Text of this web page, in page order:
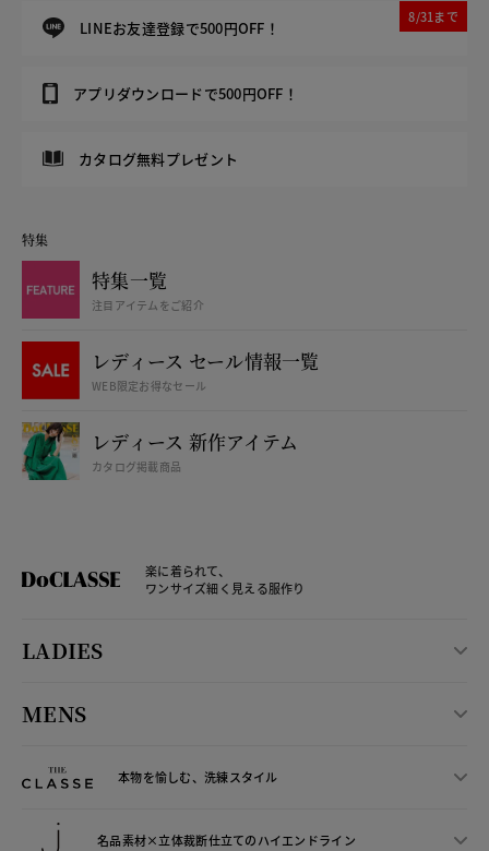
LINEお友達登録で500円OFF！
8/31まで
アプリダウンロードで500円OFF！
カタログ無料プレゼント
特集
特集一覧
注目アイテムをご紹介
レディース セール情報一覧
WEB限定お得なセール
レディース 新作アイテム
カタログ掲載商品
楽に着られて、
ワンサイズ細く見える服作り
LADIES
MENS
本物を愉しむ、洗練スタイル
名品素材×立体裁断仕立てのハイエンドライン